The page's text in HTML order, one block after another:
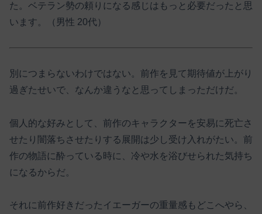
た。ベテラン勢の頼りになる感じはもっと必要だったと思
います。（男性 20代）
別につまらないわけではない。前作を見て期待値が上がり
過ぎたせいで、なんか違うなと思ってしまっただけだ。
個人的な好みとして、前作のキャラクターを安易に死亡さ
せたり闇落ちさせたりする展開は少し受け入れがたい。前
作の物語に酔っている時に、冷や水を浴びせられた気持ち
になるからだ。
それに前作好きだったイエーガーの重量感もどこへやら、